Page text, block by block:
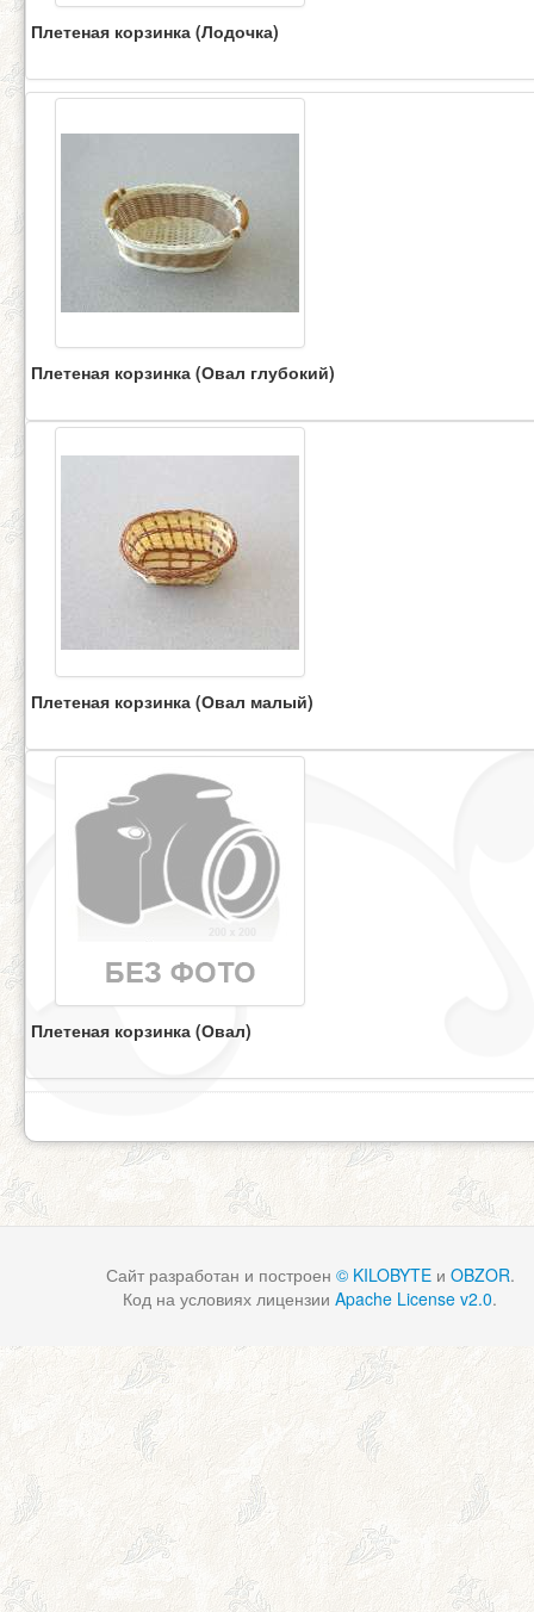
Плетеная корзинка (Лодочка)
Плетеная корзинка (Овал глубокий)
Плетеная корзинка (Овал малый)
Плетеная корзинка (Овал)
Сайт разработан и построен © KILOBYTEи OBZOR.
Код на условиях лицензии Apache License v2.0.